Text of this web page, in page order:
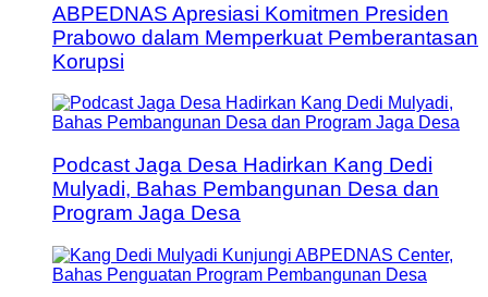
ABPEDNAS Apresiasi Komitmen Presiden
Prabowo dalam Memperkuat Pemberantasan
Korupsi
Podcast Jaga Desa Hadirkan Kang Dedi
Mulyadi, Bahas Pembangunan Desa dan
Program Jaga Desa